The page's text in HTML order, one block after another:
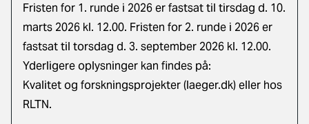
Fristen for 1. runde i 2026 er fastsat til tirsdag d. 10.
marts 2026 kl. 12.00. Fristen for 2. runde i 2026 er
fastsat til torsdag d. 3. september 2026 kl. 12.00.
Yderligere oplysninger kan findes på:
Kvalitet og forskningsprojekter (laeger.dk)eller hos
RLTN.